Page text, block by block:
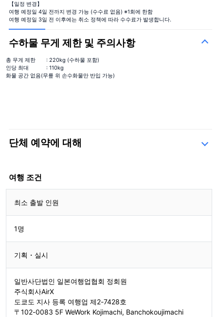
【일정 변경】
여행 예정일 4일 전까지 변경 가능 (수수료 없음) ※1회에 한함
여행 예정일 3일 전 이후에는 취소 정책에 따라 수수료가 발생합니다.
수하물 무게 제한 및 주의사항
총 무게 제한
: 220kg (수하물 포함)
인당 최대
: 110kg
화물 공간 없음(무릎 위 손수화물만 반입 가능)
단체 예약에 대해
여행 조건
최소 출발 인원
1명
기획・실시
일반사단법인 일본여행업협회 정회원
주식회사AirX
도쿄도 지사 등록 여행업 제2-7428호
〒102-0083 5F WeWork Kojimachi, Banchokoujimachi